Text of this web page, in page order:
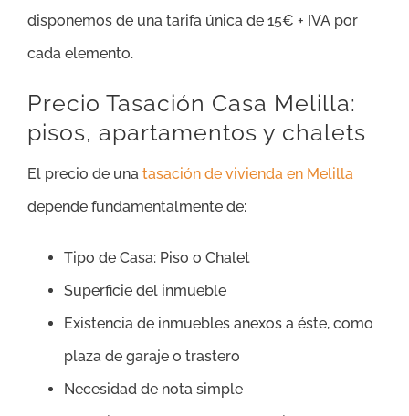
disponemos de una tarifa única de 15€ + IVA por
cada elemento.
Precio Tasación Casa Melilla:
pisos, apartamentos y chalets
El precio de una tasación de vivienda en Melilla
depende fundamentalmente de:
Tipo de Casa: Piso o Chalet
Superficie del inmueble
Existencia de inmuebles anexos a éste, como
plaza de garaje o trastero
Necesidad de nota simple